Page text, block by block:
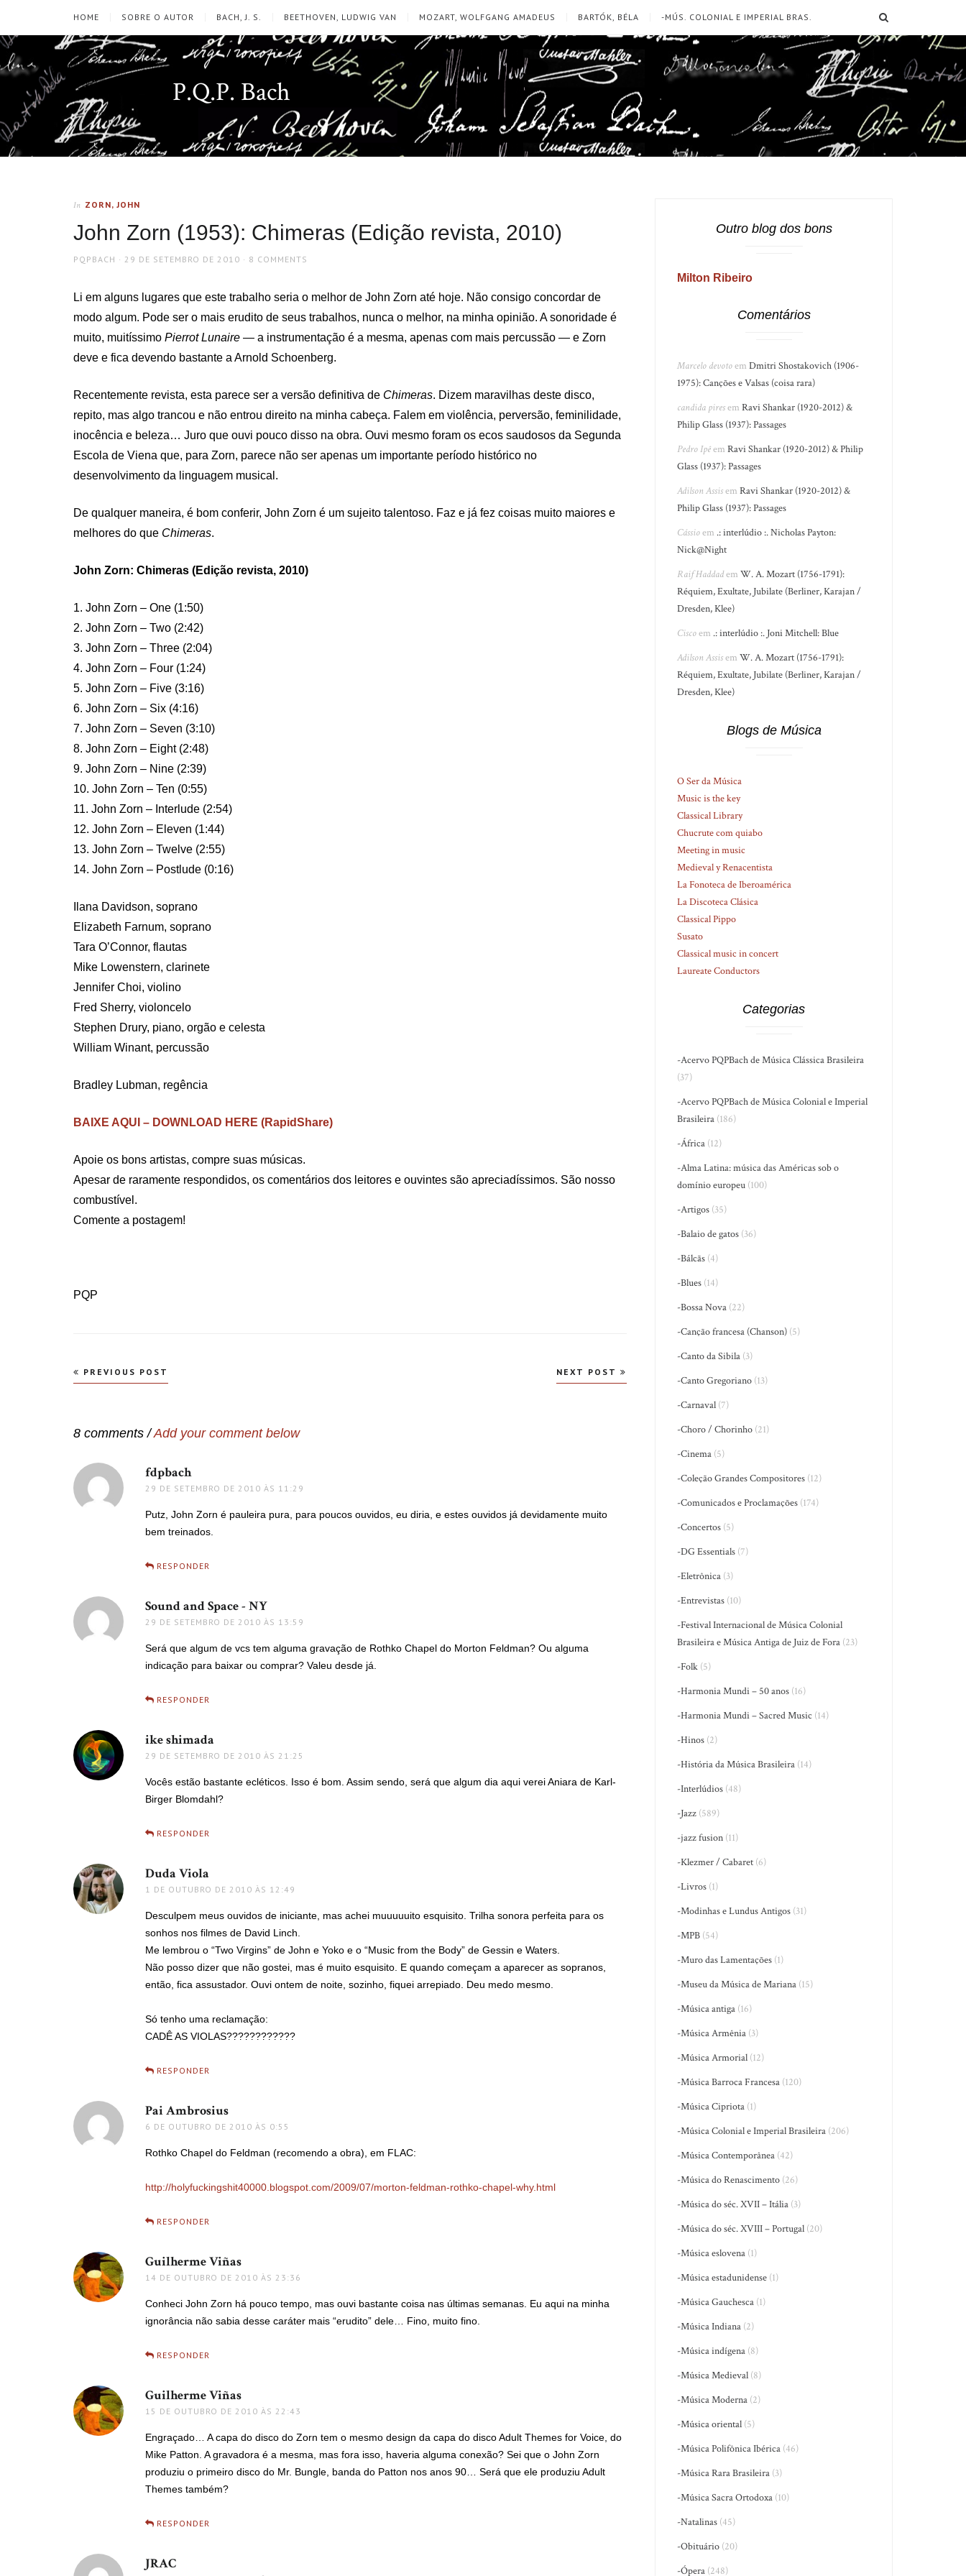
HOME SOBRE O AUTOR BACH, J. S. BEETHOVEN, LUDWIG VAN MOZART, WOLFGANG AMADEUS BARTÓK, BÉLA -MÚS. COLONIAL E IMPERIAL BRAS.
P.Q.P. Bach
In ZORN, JOHN
John Zorn (1953): Chimeras (Edição revista, 2010)
AUTHOR
PQPBACH
POSTED
29 DE SETEMBRO DE 2010 8 COMMENTS
Li em alguns lugares que este trabalho seria o melhor de John Zorn até hoje. Não consigo concordar de
modo algum. Pode ser o mais erudito de seus trabalhos, nunca o melhor, na minha opinião. A sonoridade é
muito, muitíssimo Pierrot Lunaire — a instrumentação é a mesma, apenas com mais percussão — e Zorn
deve e fica devendo bastante a Arnold Schoenberg.
Recentemente revista, esta parece ser a versão definitiva de Chimeras. Dizem maravilhas deste disco,
repito, mas algo trancou e não entrou direito na minha cabeça. Falem em violência, perversão, feminilidade,
inocência e beleza… Juro que ouvi pouco disso na obra. Ouvi mesmo foram os ecos saudosos da Segunda
Escola de Viena que, para Zorn, parece não ser apenas um importante período histórico no
desenvolvimento da linguagem musical.
De qualquer maneira, é bom conferir, John Zorn é um sujeito talentoso. Faz e já fez coisas muito maiores e
melhores do que Chimeras.
John Zorn: Chimeras (Edição revista, 2010)
1. John Zorn – One (1:50)
2. John Zorn – Two (2:42)
3. John Zorn – Three (2:04)
4. John Zorn – Four (1:24)
5. John Zorn – Five (3:16)
6. John Zorn – Six (4:16)
7. John Zorn – Seven (3:10)
8. John Zorn – Eight (2:48)
9. John Zorn – Nine (2:39)
10. John Zorn – Ten (0:55)
11. John Zorn – Interlude (2:54)
12. John Zorn – Eleven (1:44)
13. John Zorn – Twelve (2:55)
14. John Zorn – Postlude (0:16)
Ilana Davidson, soprano
Elizabeth Farnum, soprano
Tara O’Connor, flautas
Mike Lowenstern, clarinete
Jennifer Choi, violino
Fred Sherry, violoncelo
Stephen Drury, piano, orgão e celesta
William Winant, percussão
Bradley Lubman, regência
BAIXE AQUI – DOWNLOAD HERE (RapidShare)
Apoie os bons artistas, compre suas músicas.
Apesar de raramente respondidos, os comentários dos leitores e ouvintes são apreciadíssimos. São nosso
combustível.
Comente a postagem!
PQP
Navegação
PREVIOUS POST NEXT POST
8 comments /Add your comment below
fdpbachdisse:
29 DE SETEMBRO DE 2010 ÀS 11:29
Putz, John Zorn é pauleira pura, para poucos ouvidos, eu diria, e estes ouvidos já devidamente muito
bem treinados.
RESPONDER
Sound and Space - NY
29 DE SETEMBRO DE 2010 ÀS 13:59
Será que algum de vcs tem alguma gravação de Rothko Chapel do Morton Feldman? Ou alguma
indicação para baixar ou comprar? Valeu desde já.
RESPONDER
ike shimada
29 DE SETEMBRO DE 2010 ÀS 21:25
Vocês estão bastante ecléticos. Isso é bom. Assim sendo, será que algum dia aqui verei Aniara de Karl-
Birger Blomdahl?
RESPONDER
Duda Viola
1 DE OUTUBRO DE 2010 ÀS 12:49
Desculpem meus ouvidos de iniciante, mas achei muuuuuito esquisito. Trilha sonora perfeita para os
sonhos nos filmes de David Linch.
Me lembrou o “Two Virgins” de John e Yoko e o “Music from the Body” de Gessin e Waters.
Não posso dizer que não gostei, mas é muito esquisito. E quando começam a aparecer as sopranos,
então, fica assustador. Ouvi ontem de noite, sozinho, fiquei arrepiado. Deu medo mesmo.
Só tenho uma reclamação:
CADÊ AS VIOLAS????????????
RESPONDER
Pai Ambrosius
6 DE OUTUBRO DE 2010 ÀS 0:55
Rothko Chapel do Feldman (recomendo a obra), em FLAC:
http://holyfuckingshit40000.blogspot.com/2009/07/morton-feldman-rothko-chapel-why.html
RESPONDER
Guilherme Viñas
14 DE OUTUBRO DE 2010 ÀS 23:36
Conheci John Zorn há pouco tempo, mas ouvi bastante coisa nas últimas semanas. Eu aqui na minha
ignorância não sabia desse caráter mais “erudito” dele… Fino, muito fino.
RESPONDER
Guilherme Viñas
15 DE OUTUBRO DE 2010 ÀS 22:43
Engraçado… A capa do disco do Zorn tem o mesmo design da capa do disco Adult Themes for Voice, do
Mike Patton. A gravadora é a mesma, mas fora isso, haveria alguma conexão? Sei que o John Zorn
produziu o primeiro disco do Mr. Bungle, banda do Patton nos anos 90… Será que ele produziu Adult
Themes também?
RESPONDER
JRAC
Outro blog dos bons
Milton Ribeiro
Comentários
Marcelo devotoemDmitri Shostakovich (1906-
1975): Canções e Valsas (coisa rara)
candida piresemRavi Shankar (1920-2012) &
Philip Glass (1937): Passages
Pedro IpêemRavi Shankar (1920-2012) & Philip
Glass (1937): Passages
Adilson AssisemRavi Shankar (1920-2012) &
Philip Glass (1937): Passages
Cássioem .: interlúdio :. Nicholas Payton:
Nick@Night
Raif HaddademW. A. Mozart (1756-1791):
Réquiem, Exultate, Jubilate (Berliner, Karajan /
Dresden, Klee)
Ciscoem .: interlúdio :. Joni Mitchell: Blue
Adilson AssisemW. A. Mozart (1756-1791):
Réquiem, Exultate, Jubilate (Berliner, Karajan /
Dresden, Klee)
Blogs de Música
O Ser da Música
Music is the key
Classical Library
Chucrute com quiabo
Meeting in music
Medieval y Renacentista
La Fonoteca de Iberoamérica
La Discoteca Clásica
Classical Pippo
Susato
Classical music in concert
Laureate Conductors
Categorias
-Acervo PQPBach de Música Clássica Brasileira
(37)
-Acervo PQPBach de Música Colonial e Imperial
Brasileira (186)
-África (12)
-Alma Latina: música das Américas sob o
domínio europeu (100)
-Artigos (35)
-Balaio de gatos (36)
-Bálcãs (4)
-Blues (14)
-Bossa Nova (22)
-Canção francesa (Chanson) (5)
-Canto da Sibila (3)
-Canto Gregoriano (13)
-Carnaval (7)
-Choro / Chorinho (21)
-Cinema (5)
-Coleção Grandes Compositores (12)
-Comunicados e Proclamações (174)
-Concertos (5)
-DG Essentials (7)
-Eletrônica (3)
-Entrevistas (10)
-Festival Internacional de Música Colonial
Brasileira e Música Antiga de Juiz de Fora (23)
-Folk (5)
-Harmonia Mundi – 50 anos (16)
-Harmonia Mundi – Sacred Music (14)
-Hinos (2)
-História da Música Brasileira (14)
-Interlúdios (48)
-Jazz (589)
-jazz fusion (11)
-Klezmer / Cabaret (6)
-Livros (1)
-Modinhas e Lundus Antigos (31)
-MPB (54)
-Muro das Lamentações (1)
-Museu da Música de Mariana (15)
-Música antiga (16)
-Música Armênia (3)
-Música Armorial (12)
-Música Barroca Francesa (120)
-Música Cipriota (1)
-Música Colonial e Imperial Brasileira (206)
-Música Contemporânea (42)
-Música do Renascimento (26)
-Música do séc. XVII – Itália (3)
-Música do séc. XVIII – Portugal (20)
-Música eslovena (1)
-Música estadunidense (1)
-Música Gauchesca (1)
-Música Indiana (2)
-Música indígena (8)
-Música Medieval (8)
-Música Moderna (2)
-Música oriental (5)
-Música Polifônica Ibérica (46)
-Música Rara Brasileira (3)
-Música Sacra Ortodoxa (10)
-Natalinas (45)
-Obituário (20)
-Ópera (248)